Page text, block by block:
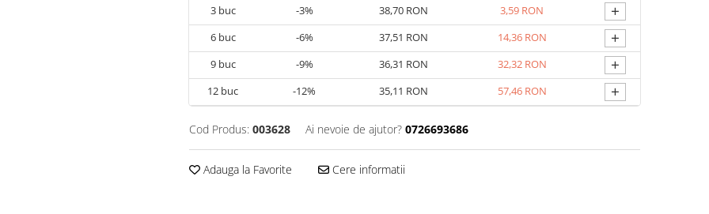
3buc -3% 38,70 RON 3,59 RON +
6buc -6% 37,51 RON 14,36 RON +
9buc -9% 36,31 RON 32,32 RON +
12 buc -12% 35,11 RON 57,46 RON +
Cod Produs: 003628 Ai nevoie de ajutor? 0726693686
Adauga la Favorite Cere informatii